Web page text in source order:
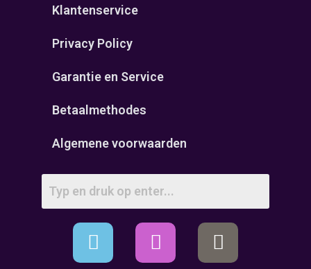
Klantenservice
Privacy Policy
Garantie en Service
Betaalmethodes
Algemene voorwaarden